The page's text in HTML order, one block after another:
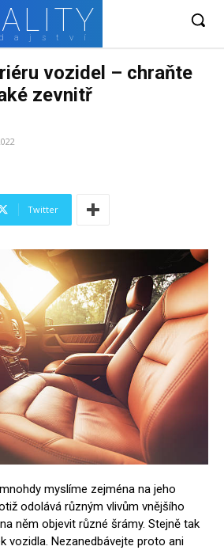
vozidel – chraňte
zevnitř
Twitter
myslíme zejména na jeho
odolává různým vlivům vnějšího
něm objevit různé šrámy. Stejně tak
vozidla. Nezanedbávejte proto ani